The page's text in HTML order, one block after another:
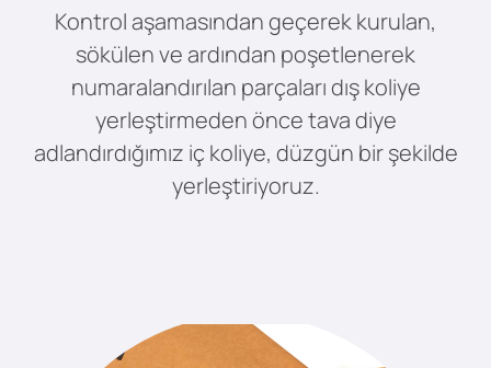
Kontrol aşamasından geçerek kurulan,
sökülen ve ardından poşetlenerek
numaralandırılan parçaları dış koliye
yerleştirmeden önce tava diye
adlandırdığımız iç koliye, düzgün bir şekilde
yerleştiriyoruz.